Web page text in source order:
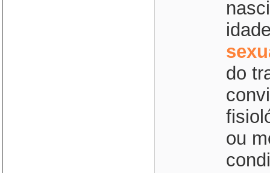
do
ou